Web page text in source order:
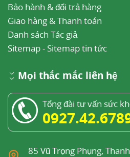
Bảo hành & đổi trả hàng
Giao hàng & Thanh toán
Danh sách Tác giả
Sitemap- Sitemap tin tức
Mọi thắc mắc liên hệ
Tổng đài tư vấn sức
85 Vũ Trọng Phụng,